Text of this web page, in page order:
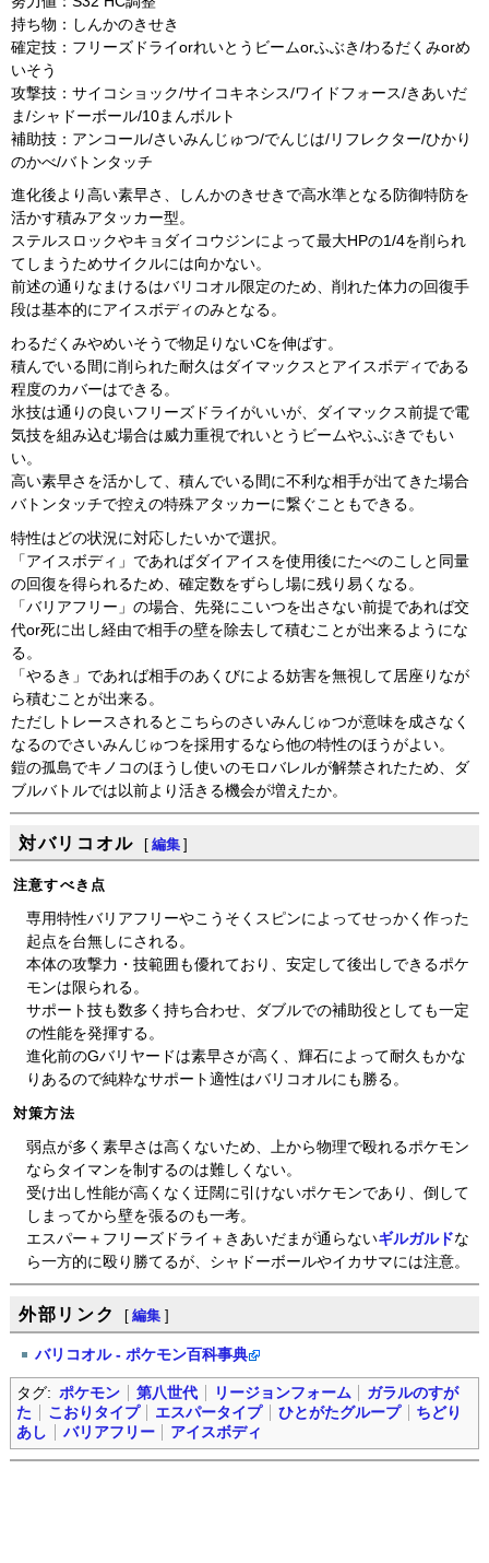
持ち物：しんかのきせき
確定技：フリーズドライorれいとうビームorふぶき/わるだくみorめ
いそう
攻撃技：サイコショック/サイコキネシス/ワイドフォース/きあいだ
ま/シャドーボール/10まんボルト
補助技：アンコール/さいみんじゅつ/でんじは/リフレクター/ひかり
のかべ/バトンタッチ
進化後より高い素早さ、しんかのきせきで高水準となる防御特防を
活かす積みアタッカー型。
ステルスロックやキョダイコウジンによって最大HPの1/4を削られ
てしまうためサイクルには向かない。
前述の通りなまけるはバリコオル限定のため、削れた体力の回復手
段は基本的にアイスボディのみとなる。
わるだくみやめいそうで物足りないCを伸ばす。
積んでいる間に削られた耐久はダイマックスとアイスボディである
程度のカバーはできる。
氷技は通りの良いフリーズドライがいいが、ダイマックス前提で電
気技を組み込む場合は威力重視でれいとうビームやふぶきでもい
い。
高い素早さを活かして、積んでいる間に不利な相手が出てきた場合
バトンタッチで控えの特殊アタッカーに繋ぐこともできる。
特性はどの状況に対応したいかで選択。
「アイスボディ」であればダイアイスを使用後にたべのこしと同量
の回復を得られるため、確定数をずらし場に残り易くなる。
「バリアフリー」の場合、先発にこいつを出さない前提であれば交
代or死に出し経由で相手の壁を除去して積むことが出来るようにな
る。
「やるき」であれば相手のあくびによる妨害を無視して居座りなが
ら積むことが出来る。
ただしトレースされるとこちらのさいみんじゅつが意味を成さなく
なるのでさいみんじゅつを採用するなら他の特性のほうがよい。
鎧の孤島でキノコのほうし使いのモロバレルが解禁されたため、ダ
ブルバトルでは以前より活きる機会が増えたか。
対バリコオル [ 編集 ]
注意すべき点
専用特性バリアフリーやこうそくスピンによってせっかく作った
起点を台無しにされる。
本体の攻撃力・技範囲も優れており、安定して後出しできるポケ
モンは限られる。
サポート技も数多く持ち合わせ、ダブルでの補助役としても一定
の性能を発揮する。
進化前のGバリヤードは素早さが高く、輝石によって耐久もかな
りあるので純粋なサポート適性はバリコオルにも勝る。
対策方法
弱点が多く素早さは高くないため、上から物理で殴れるポケモン
ならタイマンを制するのは難しくない。
受け出し性能が高くなく迂闊に引けないポケモンであり、倒して
しまってから壁を張るのも一考。
エスパー＋フリーズドライ＋きあいだまが通らないギルガルドな
ら一方的に殴り勝てるが、シャドーボールやイカサマには注意。
外部リンク [ 編集 ]
バリコオル - ポケモン百科事典
タグ: ポケモン 第八世代 リージョンフォーム
ガラルのすが
た
こおりタイプ エスパータイプ ひとがたグループ
ちどり
あし
バリアフリー アイスボディ